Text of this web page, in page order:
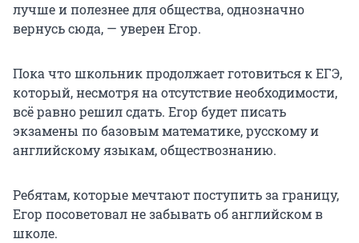
лучше и полезнее для общества, однозначно
вернусь сюда, — уверен Егор.
Пока что школьник продолжает готовиться к ЕГЭ,
который, несмотря на отсутствие необходимости,
всё равно решил сдать. Егор будет писать
экзамены по базовым математике, русскому и
английскому языкам, обществознанию.
Ребятам, которые мечтают поступить за границу,
Егор посоветовал не забывать об английском в
школе.